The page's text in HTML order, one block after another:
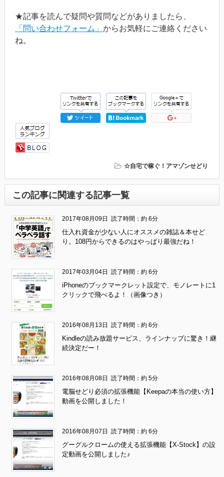
★記事を読んで疑問や質問などがありましたら、
「問い合わせフォーム」 からお気軽にご連絡ください
ね。
☆自宅で稼ぐ！アマゾンせどり
この記事に関連する記事一覧
2017年08月09日 読了時間：約 6分
仕入れ資金が少ない人にオススメの雑誌＆本せど
り。108円からできるのはやっぱり最強だね！
2017年03月04日 読了時間：約 6分
iPhoneのブックマークレット設定で、モノレートに1
クリックで飛べるよ！（画像つき）
2016年08月13日 読了時間：約 6分
Kindleの読み放題サービス、ラインナップに驚き！継
続決定だー！
2016年08月08日 読了時間：約 5分
電脳せどり必須の拡張機能【Keepaの本当の使い方】
動画を公開しました！
2016年08月07日 読了時間：約 6分
グーグルクロームの使える拡張機能【X-Stock】の設
定動画を公開しました♪